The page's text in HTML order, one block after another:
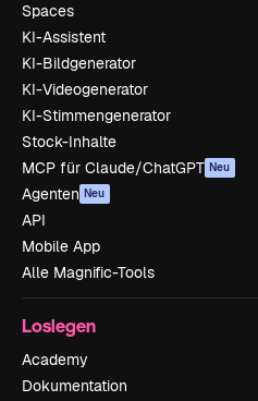
Spaces
KI-Assistent
KI-Bildgenerator
KI-Videogenerator
KI-Stimmengenerator
Stock-Inhalte
MCP für Claude/ChatGPT Neu
Agenten Neu
API
Mobile App
Alle Magnific-Tools
Loslegen
Academy
Dokumentation